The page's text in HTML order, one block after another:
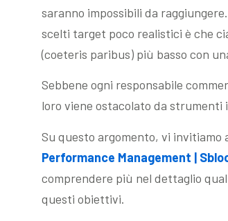
saranno impossibili da
scelti target poco realistici è che
(coeteris paribus) più basso con
Sebbene ogni responsabile
loro viene ostacolato da strumenti
Su questo argomento, vi invitiamo
Performance Management |
comprendere più nel dettaglio
questi obiettivi.